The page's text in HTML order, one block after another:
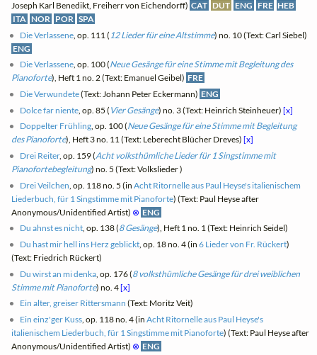
Joseph Karl Benedikt, Freiherr von Eichendorff) CAT DUT ENG FRE HEB
ITA NOR POR SPA
Die Verlassene , op. 111 ( 12 Lieder für eine Altstimme) no. 10 (Text: Carl Siebel)
ENG
Die Verlassene, op. 100 (Neue Gesänge für eine Stimme mit Begleitung des
Pianoforte), Heft 1 no. 2 (Text: Emanuel Geibel) FRE
Die Verwundete(Text: Johann Peter Eckermann) ENG
Dolce far niente , op. 85 ( Vier Gesänge) no. 3 (Text: Heinrich Steinheuer)[x]
Doppelter Frühling, op. 100 (Neue Gesänge für eine Stimme mit Begleitung
des Pianoforte), Heft 3 no. 11 (Text: Leberecht Blücher Dreves)[x]
Drei Reiter, op. 159 (Acht volksthümliche Lieder für 1 Singstimme mit
Pianofortebegleitung) no. 5 (Text: Volkslieder )
Drei Veilchen , op. 118 no. 5 (inAcht Ritornelle aus Paul Heyse's italienischem
Liederbuch, für 1 Singstimme mit Pianoforte) (Text: Paul Heyse after
Anonymous/Unidentified Artist) ⊗ ENG
Du ahnst es nicht, op. 138 (8 Gesänge), Heft 1 no. 1 (Text: Heinrich Seidel)
Du hast mir hell ins Herz geblickt, op. 18 no. 4 (in6 Lieder von Fr. Rückert)
(Text: Friedrich Rückert)
Du wirst an mi denka , op. 176 (8 volksthümliche Gesänge für drei weiblichen
Stimme mit Pianoforte) no. 4[x]
Ein alter, greiser Rittersmann (Text: Moritz Veit)
Ein einz'ger Kuss, op. 118 no. 4 (inAcht Ritornelle aus Paul Heyse's
italienischem Liederbuch, für 1 Singstimme mit Pianoforte) (Text: Paul Heyse after
Anonymous/Unidentified Artist) ⊗ ENG